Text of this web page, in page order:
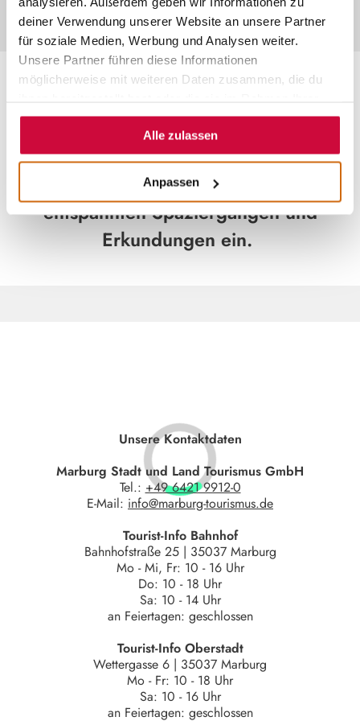
deiner Verwendung unserer Website an unsere Partner
für soziale Medien, Werbung und Analysen weiter.
Unsere Partner führen diese Informationen
möglicherweise mit weiteren Daten zusammen, die du
Nutzung der Dienste gesammelt haben.
Alle zulassen
Anpassen
Geprägt von einer charmanten
Landschaft und traditioneller
Architektur, lädt Fronhausen zu
entspannten Spaziergängen und
Erkundungen ein.
Unsere Kontaktdaten
Marburg Stadt und Land Tourismus GmbH
Tel.: +49 6421 9912-0
E-Mail: info@marburg-tourismus.de
Tourist-Info Bahnhof
Bahnhofstraße 25 | 35037 Marburg
Mo - Mi, Fr: 10 - 16 Uhr
Do: 10 - 18 Uhr
Sa: 10 - 14 Uhr
an Feiertagen: geschlossen
Tourist-Info Oberstadt
Wettergasse 6 | 35037 Marburg
Mo - Fr: 10 - 18 Uhr
Sa: 10 - 16 Uhr
an Feiertagen: geschlossen